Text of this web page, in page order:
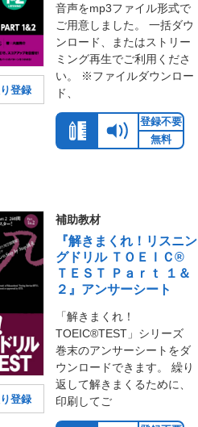
登録
音声をmp3ファイル形式で
ご用意しました。 一括ダウ
ンロード、またはストリー
ミング再生でご利用くださ
い。 ※ファイルダウンロー
ド、
登録不要
無料
登録
補助教材
『解きまくれ！リスニン
グドリル ＴＯＥＩＣ®
ＴＥＳＴ Ｐａｒｔ １＆
２』アンサーシート
「解きまくれ！
TOEIC®TEST」シリーズ
巻末のアンサーシートをダ
ウンロードできます。 繰り
返して解きまくるために、
印刷してご